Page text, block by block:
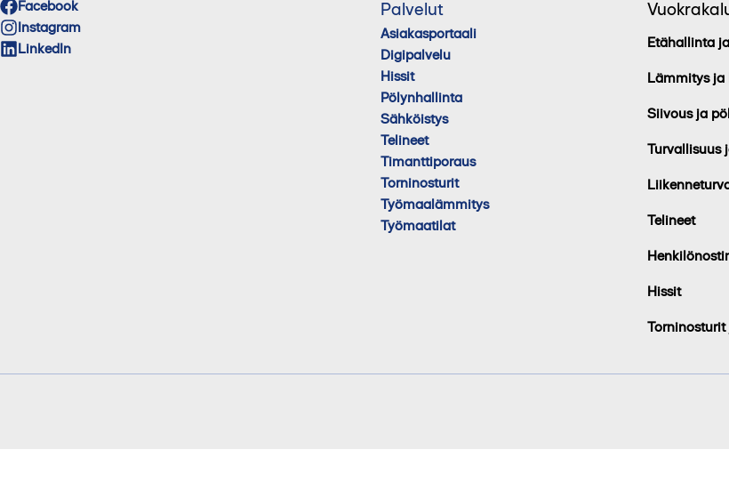
Facebook
Instagram
LinkedIn
Palvelut
Asiakasportaali
Digipalvelu
Hissit
Pölynhallinta
Sähköistys
Telineet
Timanttiporaus
Torninosturit
Työmaalämmitys
Työmaatilat
Etähallinta
Lämmitys ja
Siivous ja
Turvallisuus
Telineet
Hissit